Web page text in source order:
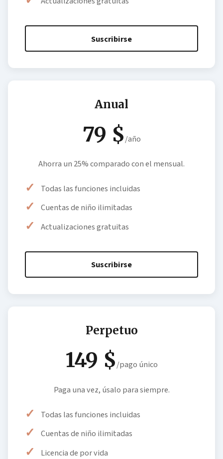
Suscribirse
Anual
79 $/año
Ahorra un 25% comparado con el mensual.
Todas las funciones incluidas
Cuentas de niño ilimitadas
Actualizaciones gratuitas
Suscribirse
Perpetuo
149 $/pago único
Paga una vez, úsalo para siempre.
Todas las funciones incluidas
Cuentas de niño ilimitadas
Licencia de por vida